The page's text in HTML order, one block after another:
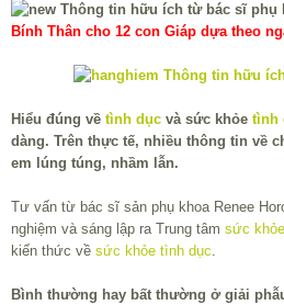
Bính Thân cho 12 con Giáp dựa theo
Hiểu đúng về tình dục và sức khỏe tình
dàng. Trên thực tế, nhiều thông tin về
em lúng túng, nhầm lẫn.
Tư vấn từ bác sĩ sản phụ khoa Renee
nghiệm và sáng lập ra Trung tâm sức
kiến thức về sức khỏe tình dục.
Bình thường hay bất thường ở giải